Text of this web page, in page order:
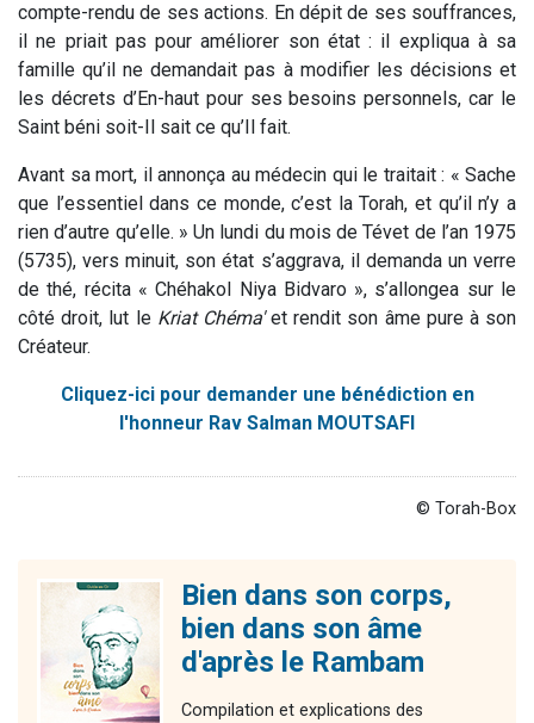
compte-rendu de ses actions. En dépit de ses souffrances,
il ne priait pas pour améliorer son état : il expliqua à sa
famille qu’il ne demandait pas à modifier les décisions et
les décrets d’En-haut pour ses besoins personnels, car le
Saint béni soit-Il sait ce qu’Il fait.
Avant sa mort, il annonça au médecin qui le traitait : « Sache
que l’essentiel dans ce monde, c’est la Torah, et qu’il n’y a
rien d’autre qu’elle. » Un lundi du mois de Tévet de l’an 1975
(5735), vers minuit, son état s’aggrava, il demanda un verre
de thé, récita « Chéhakol Niya Bidvaro », s’allongea sur le
côté droit, lut le Kriat Chéma'et rendit son âme pure à son
Créateur.
Cliquez-ici pour demander une bénédiction en
l'honneur Rav Salman MOUTSAFI
© Torah-Box
Bien dans son corps,
bien dans son âme
d'après le Rambam
Compilation et explications des